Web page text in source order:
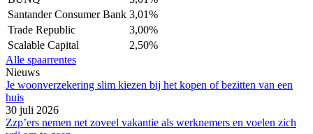
Santander Consumer Bank 3,01%
Trade Republic
3,00%
Scalable Capital
2,50%
Alle spaarrentes
Nieuws
Je woonverzekering slim kiezen bij het kopen of bezitten van een
huis
30 juli 2026
Zzp’ers nemen net zoveel vakantie als werknemers en voelen zich